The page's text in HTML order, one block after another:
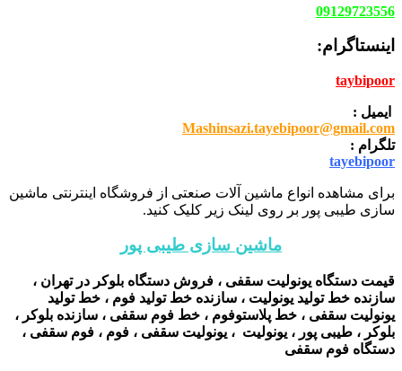
09129723556
اینستاگرام:
taybipoor
ایمیل :
Mashinsazi.tayebipoor@gmail.com
تلگرام :
tayebipoor
برای مشاهده انواع ماشین آلات صنعتی از فروشگاه اینترنتی ماشین
سازی طیبی پور بر روی لینک زیر کلیک کنید.
ماشین سازی طیبی پور
قیمت دستگاه یونولیت سقفی ، فروش دستگاه بلوکر در تهران ،
سازنده خط تولید یونولیت ، سازنده خط تولید فوم ، خط تولید
یونولیت سقفی ، خط پلاستوفوم ، خط فوم سقفی ، سازنده بلوکر ،
بلوکر ، طیبی پور ، یونولیت ، یونولیت سقفی ، فوم ، فوم سقفی ،
دستگاه فوم سقفی